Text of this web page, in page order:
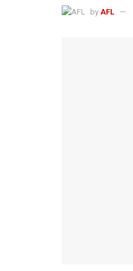
by AFL